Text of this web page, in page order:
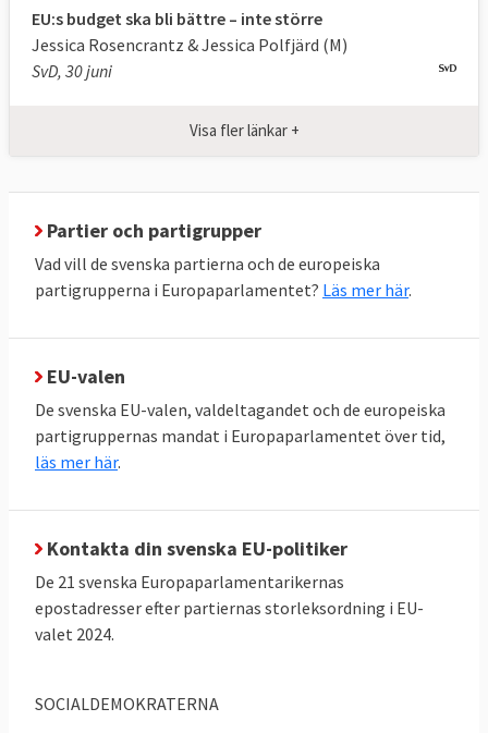
av ansvariga tjänstemän och politiker.
Europaparlamentet beslutar årligen om
ansvarsfrihet för hur EU:s budget har
kommissionen och kan även avsätta
kommissionen i sin helhet.
också ett vidare opinionsmässigt inflytande.
Vissa kallar därför parlamentet för Europas
politiska torg. Genom att anta uttalanden
påverkar man den politiska opinionen i
man vill. Ofta har Europaparlamentet även
synpunkter på länder utanför EU, inte minst
när det gäller mänskliga rättigheter.
EU:s budget ska bli bättre – inte större
Jessica Rosencrantz & Jessica Polfjärd (M)
SvD, 30 juni
Visa fler länkar +
Partier och partigrupper
Vad vill de svenska partierna och de europeiska
partigrupperna i Europaparlamentet? Läs mer här.
EU-valen
De svenska EU-valen, valdeltagandet och de europeiska
partigruppernas mandat i Europaparlamentet över tid,
läs mer här.
Kontakta din svenska EU-politiker
De 21 svenska Europaparlamentarikernas
epostadresser efter partiernas storleksordning i EU-
valet 2024.
SOCIALDEMOKRATERNA